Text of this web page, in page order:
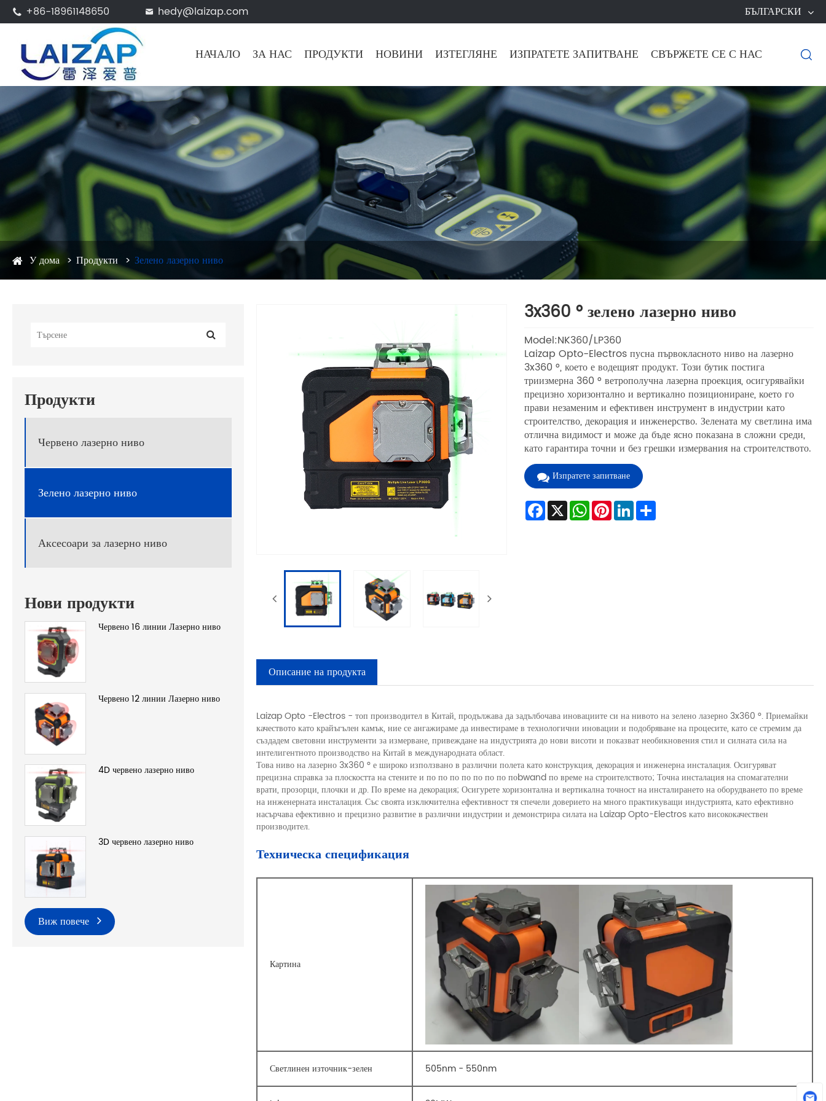
 +86-18961148650  hedy@laizap.com БЪЛГАРСКИ
НАЧАЛО ЗА НАС ПРОДУКТИ НОВИНИ ИЗТЕГЛЯНЕ ИЗПРАТЕТЕ ЗАПИТВАНЕ СВЪРЖЕТЕ СЕ С НАС 
У дома Продукти Зелено лазерно ниво
Продукти
Червено лазерно ниво
Зелено лазерно ниво
Аксесоари за лазерно ниво
Нови продукти
Червено 16 линии Лазерно ниво
Червено 12 линии Лазерно ниво
4D червено лазерно ниво
3D червено лазерно ниво
Виж повече
3x360 ° зелено лазерно ниво
Model:NK360/LP360
Laizap Opto-Electros пусна първокласното ниво на лазерно
3x360 °, което е водещият продукт. Този бутик постига
триизмерна 360 ° ветрополучна лазерна проекция, осигурявайки
прецизно хоризонтално и вертикално позициониране, което го
прави незаменим и ефективен инструмент в индустрии като
строителство, декорация и инженерство. Зелената му светлина има
отлична видимост и може да бъде ясно показана в сложни среди,
като гарантира точни и без грешки измервания на строителството.
Изпратете запитване
Facebook
X WhatsApp
Pinterest
LinkedInShare
Описание на продукта
Laizap Opto -Electros - топ производител в Китай, продължава да задълбочава иновациите си на нивото на зелено лазерно 3x360 °. Приемайки
качеството като крайъгълен камък, ние се ангажираме да инвестираме в технологични иновации и подобряване на процесите, като се стремим да
създадем световни инструменти за измерване, привеждане на индустрията до нови висоти и показват необикновения стил и силната сила на
интелигентното производство на Китай в международната област.
Това ниво на лазерно 3x360 ° е широко използвано в различни полета като конструкция, декорация и инженерна инсталация. Осигуряват
прецизна справка за плоскостта на стените и по по по по по по по поbwand по време на строителството; Точна инсталация на спомагателни
врати, прозорци, плочки и др. По време на декорация; Осигурете хоризонтална и вертикална точност на инсталирането на оборудването по време
на инженерната инсталация. Със своята изключителна ефективност тя спечели доверието на много практикуващи индустрията, като ефективно
насърчава ефективно и прецизно развитие в различни индустрии и демонстрира силата на Laizap Opto-Electros като висококачествен
производител.
Техническа спецификация
Картина
Светлинен източник-зелен 505nm - 550nm